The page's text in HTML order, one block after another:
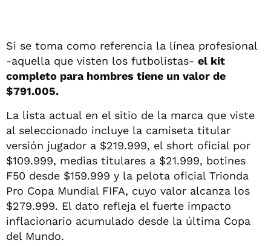
Si se toma como referencia la línea profesional
-aquella que visten los futbolistas- el kit
completo para hombres tiene un valor de
$791.005.
La lista actual en el sitio de la marca que viste
al seleccionado incluye la camiseta titular
versión jugador a $219.999, el short oficial por
$109.999, medias titulares a $21.999, botines
F50 desde $159.999 y la pelota oficial Trionda
Pro Copa Mundial FIFA, cuyo valor alcanza los
$279.999. El dato refleja el fuerte impacto
inflacionario acumulado desde la última Copa
del Mundo.